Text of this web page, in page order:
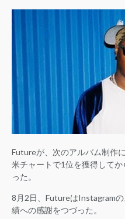
Futureが、次のアルバム制作
米チャートで1位を獲得して
った。
8月2日、FutureはInstagram
績への感謝をつづった。